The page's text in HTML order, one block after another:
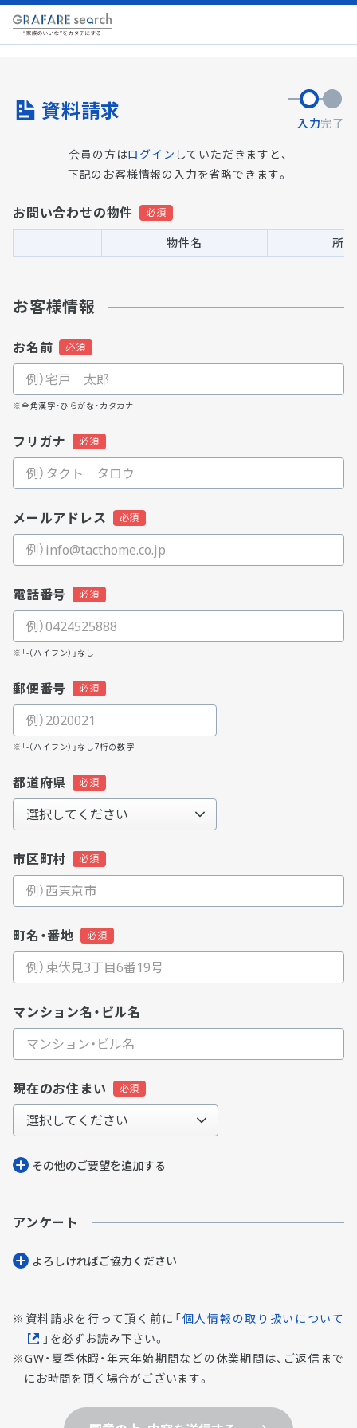
資料請求 入力完了
会員の方はログイン していただきますと、
下記のお客様情報の入力を省略できます。
お問い合わせの物件
物件名 所
お客様情報
お名前
※全角漢字・ひらがな・カタカナ
フリガナ
メールアドレス
電話番号
※「-（ハイフン）」なし
郵便番号
※「-（ハイフン）」なし7桁の数字
都道府県
市区町村
町名・番地
マンション名・ビル名
現在のお住まい
その他のご要望を追加する
アンケート
よろしければご協⼒ください
資料請求を行って頂く前に「個人情報の取り扱いについて
」を必ずお読み下さい。
GW・夏季休暇・年末年始期間などの休業期間は、ご返信まで
にお時間を頂く場合がございます。